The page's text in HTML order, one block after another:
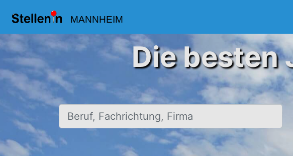
MANNHEIM
Die besten
Beruf, Fachrichtung, Firma